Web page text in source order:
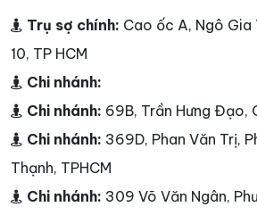
Trụ sợ chính: Cao ốc A, Ngô Gia
10, TP HCM
Chi nhánh:
Chi nhánh: 69B, Trần Hưng Đạo,
Chi nhánh: 369D, Phan Văn Trị,
Thạnh, TPHCM
Chi nhánh: 309 Võ Văn Ngân,